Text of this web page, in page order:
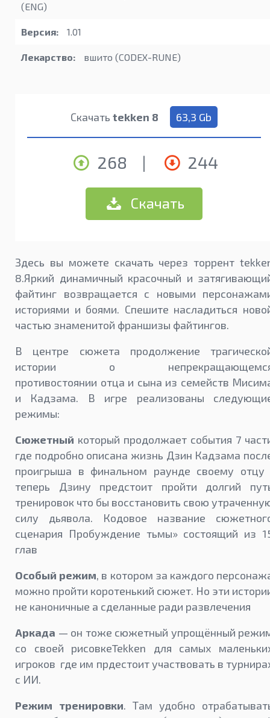
(ENG)
Версия: 1.01
Лекарство: вшито (CODEX-RUNE)
Скачать tekken 8 63,3 Gb
268 | 244
Скачать
Здесь вы можете скачать через торрент
8.Яркий динамичный красочный и
файтинг возвращается с новыми
историями и боями. Спешите насладиться
частью знаменитой франшизы файтингов.
В центре сюжета продолжение
истории о
противостоянии отца и сына из семейств
и Кадзама. В игре реализованы
режимы:
Сюжетный который продолжает события 7
где подробно описана жизнь Дзин Кадзама
проигрыша в финальном раунде своему отцу
теперь Дзину предстоит пройти долгий
тренировок что бы восстановить свою
силу дьявола. Кодовое название
сценария Пробуждение тьмы» состоящий из
глав
Особый режим, в котором за каждого
можно пройти коротенький сюжет. Но эти
не каноничные а сделанные ради развлечения
Аркада — он тоже сюжетный упрощённый
со своей рисовкеTekken для самых
игроков где им прдестоит участвовать в
с ИИ.
Режим тренировки. Там удобно